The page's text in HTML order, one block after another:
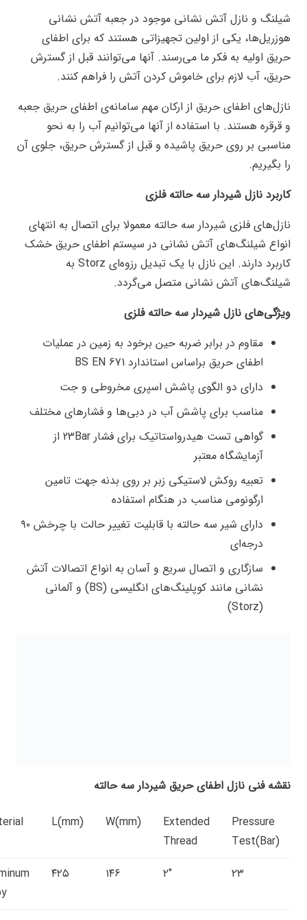
شیلنگ و نازل آتش نشانی موجود در جعبه آتش نشانی
هوزریل‌ها، یکی از اولین تجهیزاتی هستند که برای اطفای
حریق اولیه به فکر ما می‌رسند. آنها می‌توانند قبل از گسترش
حریق، آب لازم برای خاموش کردن آتش را فراهم کنند.
نازل‌های اطفای حریق از ارکان مهم سامانه‌ی اطفای حریق جعبه
و قرقره هستند. با استفاده از آنها می‌توانیم آب را به نحو
مناسبی بر روی حریق پاشیده و قبل از گسترش حریق، جلوی آن
را بگیریم.
کاربرد نازل شیردار سه حالته فلزی
نازل‌های فلزی شیردار سه حالته معمولا برای اتصال به انتهای
انواع شیلنگ‌های آتش نشانی در سیستم اطفای حریق خشک
کاربرد دارند. این نازل با یک تبدیل رزوه‌ای Storz به
شیلنگ‌های آتش نشانی متصل می‌گردد.
ویژگی‌های نازل شیردار سه حالته فلزی
مقاوم در برابر ضربه حین برخود به زمین در عملیات
اطفای حریق براساس استاندارد BS EN 671
دارای دو الگوی پاشش اسپری مخروطی و جت
مناسب برای پاشش آب در دبی‌ها و فشارهای مختلف
گواهی تست هیدرواستاتیک برای فشار 23Bar از
آزمایشگاه معتبر
تعبیه روکش لاستیکی زبر بر روی بدنه جهت تامین
ارگونومی مناسب در هنگام استفاده
دارای شیر سه حالته با قابلیت تغییر حالت با چرخش ۹۰
درجه‌ای
سازگاری و اتصال سریع و آسان به انواع اتصالات آتش
نشانی مانند کوپلینگ‌های انگلیسی (BS) و آلمانی
(Storz)
نقشه فنی نازل اطفای حریق شیردار سه حالته
Pressure
Test(Bar)
Extended
Thread
W(mm)
L(mm)
۲۳ ۲″ ۱۴۶ ۴۲۵